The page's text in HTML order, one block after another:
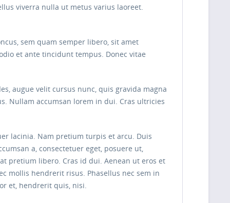
viverra nulla ut metus varius laoreet.
sem quam semper libero, sit amet
et ante tincidunt tempus. Donec vitae
augue velit cursus nunc, quis gravida magna
Nullam accumsan lorem in dui. Cras ultricies
lacinia. Nam pretium turpis et arcu. Duis
a, consectetuer eget, posuere ut,
pretium libero. Cras id dui. Aenean ut eros et
mollis hendrerit risus. Phasellus nec sem in
et, hendrerit quis, nisi.